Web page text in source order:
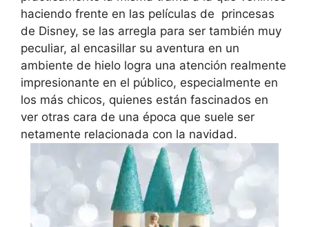
haciendo frente en las películas de princesas
de Disney, se las arregla para ser también muy
peculiar, al encasillar su aventura en un
ambiente de hielo logra una atención realmente
impresionante en el público, especialmente en
los más chicos, quienes están fascinados en
ver otras cara de una época que suele ser
netamente relacionada con la navidad.